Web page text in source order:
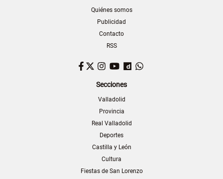
Quiénes somos
Publicidad
Contacto
RSS
Facebook
TwitterInstagram
YouTubeDailymotion
Secciones
Valladolid
Provincia
Real Valladolid
Deportes
Castilla y León
Cultura
Fiestas de San Lorenzo